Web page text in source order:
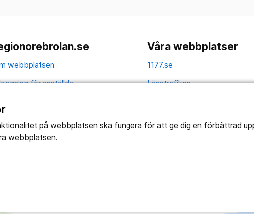
på webbplatsen ska fungera för att ge dig en förbättrad
webbplatsen.
webbplatsen
för anställda
Våra webbplatser
1177.se
Länstrafiken
Utveckling